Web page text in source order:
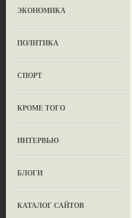
ЭКОНОМИКА
ПОЛИТИКА
СПОРТ
КРОМЕ ТОГО
ИНТЕРВЬЮ
БЛОГИ
КАТАЛОГ САЙТОВ